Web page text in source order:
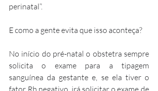
perinatal”.
E como a gente evita que isso aconteça?
No início do pré-natal o obstetra sempre
solicita o exame para a tipagem
sanguínea da gestante e, se ela tiver o
fator Rh negativo, irá solicitar o exame de